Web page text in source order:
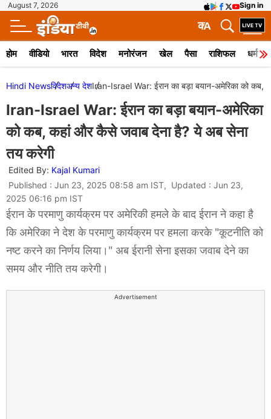
August 7, 2026 Sign in
A
क
होम वीडियो भारत विदेश मनोरंजन खेल पैसा राशिफल धर्म
Hindi Newsविदेशअन्य देशIran-Israel War: ईरान का बड़ा बयान-अमेरिका को कब,
Iran-Israel War: ईरान का बड़ा बयान-अमेरिका
को कब, कहां और कैसे जवाब देना है? ये अब सेना
तय करेगी
Edited By: Kajal Kumari
Published : Jun 23, 2025 08:58 am IST, Updated : Jun 23,
2025 06:16 pm IST
ईरान के परमाणु कार्यक्रम पर अमेरिकी हमले के बाद ईरान ने कहा है
कि अमेरिका ने देश के परमाणु कार्यक्रम पर हमला करके "कूटनीति को
नष्ट करने का निर्णय लिया।" अब ईरानी सेना इसका जवाब देने का
समय और नीति तय करेगी।
Advertisement